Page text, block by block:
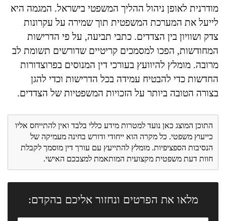
מודרנית לאופן ניהול ההליך המשפטי בישראל. המגמה היא
לייעל את המערכת המשפטית תוך שמירה על עקרונות
צדק ושוויון בין הצדדים. כתבי תביעה, על פי הדרישות
המחודשות, הפכו למסמכים קריטיים שדורשים תשומת לב
מרובה. מומלץ להיוועץ בעורכי דין המנוסים בפרוצדורות
החדשות כדי להבטיח עמידה בכל הדרישות וכדי להגן
בצורה הטובה ביותר על הזכויות המשפטיות של הצדדים.
התוכן המוצג כאן נועד למטרות מידע כללי בלבד ואין להתייחס אליו
כייעוץ משפטי. כל מקרה הוא ייחודי ודורש בחינה מעמיקה של
הנסיבות הספציפיות. מומלץ להתייעץ עם עורך דין מוסמך לקבלת
חוות דעת משפטית מקצועית המותאמת למצבכם האישי.
מלאו את הפרטים ונחזור אליכם בהקדם: